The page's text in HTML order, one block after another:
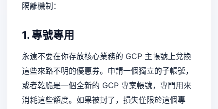
隔離機制：
1. 專號專用
永遠不要在你存放核心業務的 GCP 主帳號上兌換
這些來路不明的優惠券。申請一個獨立的子帳號，
或者乾脆是一個全新的 GCP 專案帳號，專門用來
消耗這些額度。如果被封了，損失僅限於這個專